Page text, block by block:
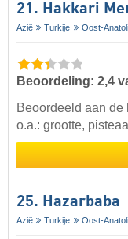
21. Hakkari
Azië Turkije Oost-
Beoordeling: 2,4
Beoordeeld aan de
o.a.: grootte,
25. Hazarbaba
Azië Turkije Oost-